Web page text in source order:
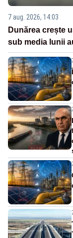
7 aug. 2026, 14:03
Dunărea crește
sub media lunii